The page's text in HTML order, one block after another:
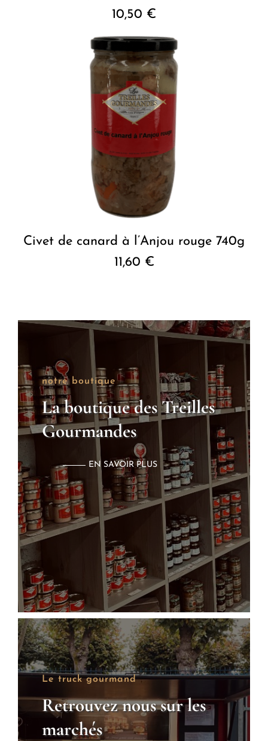
10,50 €
Civet de canard à l’Anjou rouge 740g
11,60 €
notre boutique
La boutique des Treilles
Gourmandes
EN SAVOIR PLUS
Le truck gourmand
Retrouvez nous sur les
marchés